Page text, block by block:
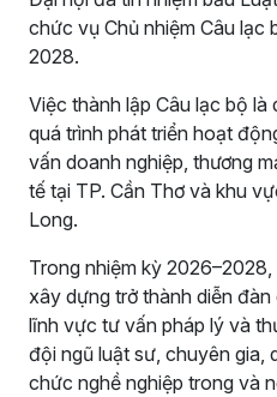
chức vụ Chủ nhiệm Câu lạc
2028.
Việc thành lập Câu lạc bộ
quá trình phát triển hoạt
vấn doanh nghiệp, thương
tế tại TP. Cần Thơ và khu
Long.
Trong nhiệm kỳ
xây dựng trở thành diễn
lĩnh vực tư vấn pháp lý và
đội ngũ luật sư, chuyên gia,
chức nghề nghiệp trong và